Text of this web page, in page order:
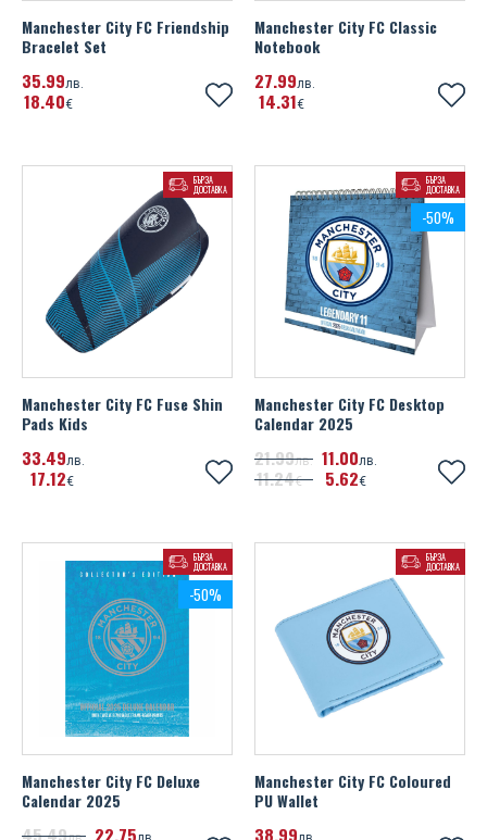
Manchester City FC Friendship
Bracelet Set
35 99лв.
18 40€
Manchester City FC Classic
Notebook
27 99лв.
14 31€
БЪРЗА
ДОСТАВКА
Manchester City FC Fuse Shin
Pads Kids
33 49лв.
17 12€
БЪРЗА
ДОСТАВКА
-50%
Manchester City FC Desktop
Calendar 2025
2199лв.
1124€
11 00лв.
5 62€
БЪРЗА
ДОСТАВКА
-50%
Manchester City FC Deluxe
Calendar 2025
4549 22 75
БЪРЗА
ДОСТАВКА
Manchester City FC Coloured
PU Wallet
38 99